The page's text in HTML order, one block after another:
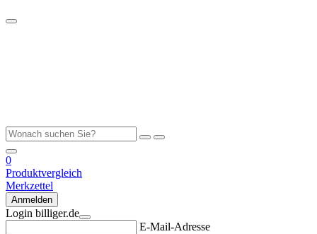
0
Produktvergleich
Merkzettel
Anmelden
Login billiger.de
E-Mail-Adresse